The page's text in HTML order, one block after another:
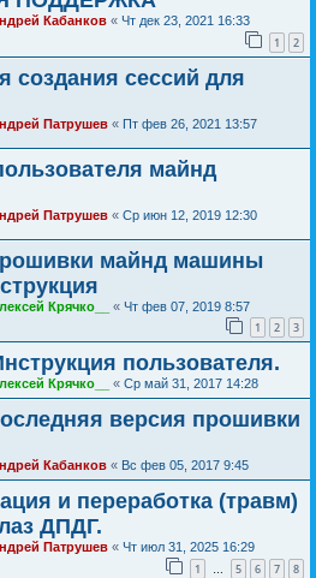
Кабанков « Чт дек 23, 2021 16:33
1 2
создания сессий для
Патрушев « Пт фев 26, 2021 13:57
майнд
Патрушев « Ср июн 12, 2019 12:30
майнд машины
Крячко__ « Чт фев 07, 2019 8:57
1 2 3
пользователя.
Крячко__ « Ср май 31, 2017 14:28
версия прошивки
Кабанков « Вс фев 05, 2017 9:45
и переработка (травм)
ДПДГ.
Патрушев « Чт июл 31, 2025 16:29
1 … 5 6 7 8